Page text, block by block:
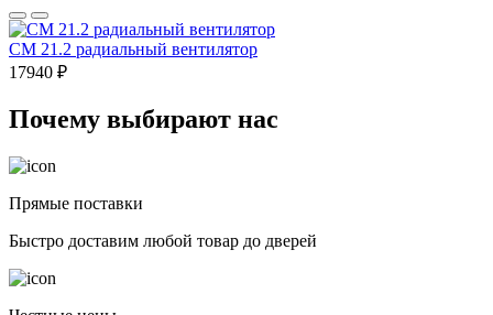
CM 21.2 радиальный вентилятор
17940 ₽
Почему выбирают нас
Прямые поставки
Быстро доставим любой товар до дверей